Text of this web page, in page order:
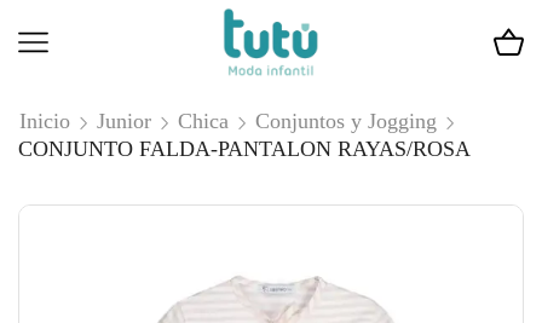
Inicio Junior Chica
Conjuntos y Jogging
CONJUNTO FALDA-PANTALON RAYAS/ROSA